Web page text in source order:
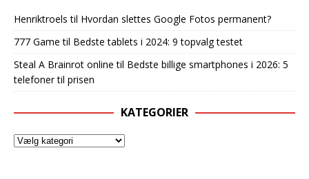
Henriktroels til Hvordan slettes Google Fotos permanent?
777 Game til Bedste tablets i 2024: 9 topvalg testet
Steal A Brainrot online til Bedste billige smartphones i 2026: 5
telefoner til prisen
KATEGORIER